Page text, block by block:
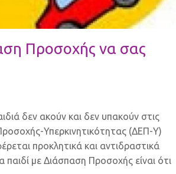
Προσοχής να σας
δεν ακούν και δεν υπακούν στις
Υπερκινητικότητας (ΔΕΠ-Υ)
προκλητικά και αντιδραστικά
με Διάσπαση Προσοχής είναι ότι